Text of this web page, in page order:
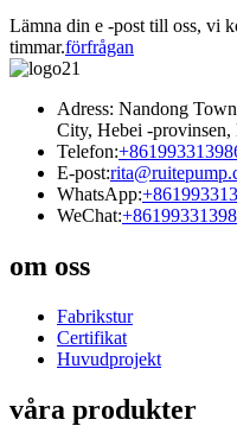
Lämna din e -post till oss, vi
timmar.förfrågan
Adress: Nandong
City, Hebei -provinsen,
Telefon:
E-post:
WhatsApp:
WeChat:
om oss
Fabrikstur
Certifikat
Huvudprojekt
våra produkter